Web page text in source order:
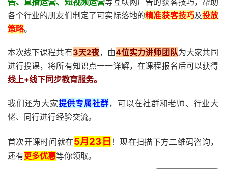
各个行业的朋友们制定了可实际落地的精准获客技巧及投放
策略。
本次线下课程共有3天2夜，由4位实力讲师团队为大家共同
进行授课，将所有知识点一一详解，在课程报名后可以获得
线上+线下同步教育服务。
我们还为大家提供专属社群，可以在社群和老师、行业大
佬、同行进行经验交流。
首次开课时间就在5月23日 ！现在扫描下方二维码咨询，
还有更多优惠等你领取。